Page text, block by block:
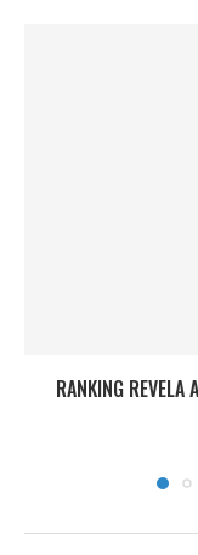
RANKING REVELA